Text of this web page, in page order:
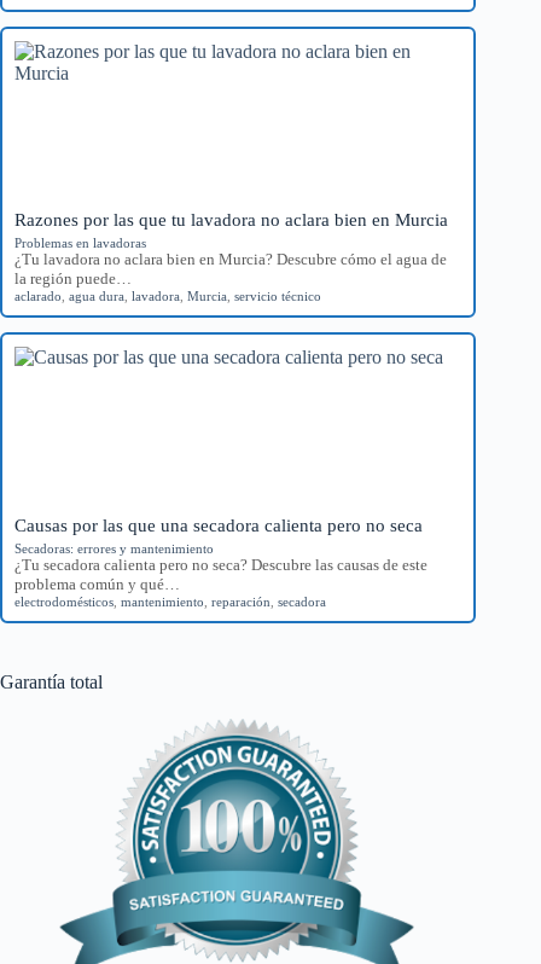
Razones por las que tu lavadora no aclara bien en Murcia
Problemas en lavadoras
¿Tu lavadora no aclara bien en Murcia? Descubre cómo el agua de
la región puede…
aclarado agua dura lavadora Murcia servicio técnico
Causas por las que una secadora calienta pero no seca
Secadoras: errores y mantenimiento
¿Tu secadora calienta pero no seca? Descubre las causas de este
problema común y qué…
electrodomésticos mantenimiento reparación secadora
Garantía total